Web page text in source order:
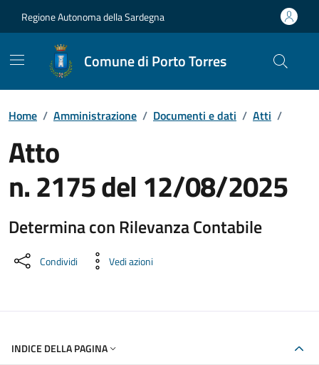
Regione Autonoma della Sardegna
Comune di Porto Torres
Home / Amministrazione / Documenti e dati / Atti /
Atto
n. 2175 del 12/08/2025
Determina con Rilevanza Contabile
Dettaglio del documento
Condividi Vedi azioni
INDICE DELLA PAGINA